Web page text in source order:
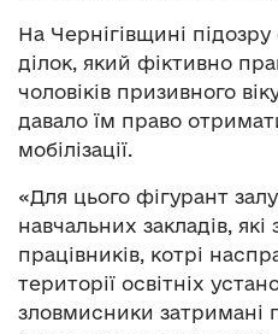
На Чернігівщині
ділок, який фіктивно
чоловіків призивного
давало їм право
мобілізації.
«Для цього фігурант
навчальних закладів,
працівників, котрі
території освітніх
зловмисники затримані